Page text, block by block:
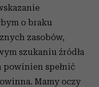
o braku
zasobów,
szukaniu źródła
powinien spełnić
Mamy oczy